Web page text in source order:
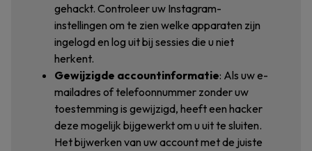
gehackt. Controleer uw Instagram-
instellingen om te zien welke apparaten zijn
ingelogd en log uit bij sessies die u niet
herkent.
Gewijzigde accountinformatie: Als uw e-
mailadres of telefoonnummer zonder uw
toestemming is gewijzigd, heeft een hacker
deze mogelijk bijgewerkt om u uit te sluiten.
Het bijwerken van uw account met de juiste